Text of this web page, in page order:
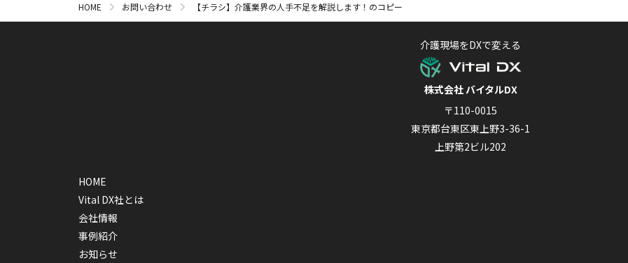
HOME お問い合わせ 【チラシ】介護業界の人手不足を解説します！のコピー
介護現場をDXで変える
株式会社 バイタルDX
〒110-0015
東京都台東区東上野3-36-1
上野第2ビル202
HOME
Vital DX社とは
会社情報
事例紹介
お知らせ